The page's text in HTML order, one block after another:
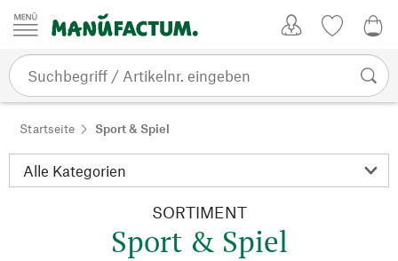
Zum Inhalt springen
Startseite Sport & Spiel
SORTIMENT
Sport & Spiel